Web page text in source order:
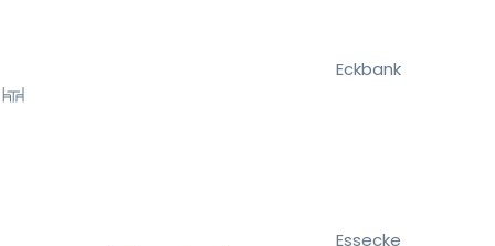
Eckbank
Essecke